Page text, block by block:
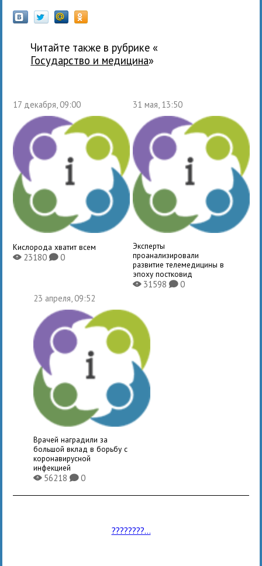
Читайте также в рубрике «
государство и медицина»
17 декабря, 09:00
Кислорода хватит всем
X23180K0
31 мая, 13:50
Эксперты
проанализировали
развитие телемедицины в
эпоху постковид
X31598 K0
23 апреля, 09:52
Врачей наградили за
большой вклад в борьбу с
коронавирусной
инфекцией
X56218K0
????????...